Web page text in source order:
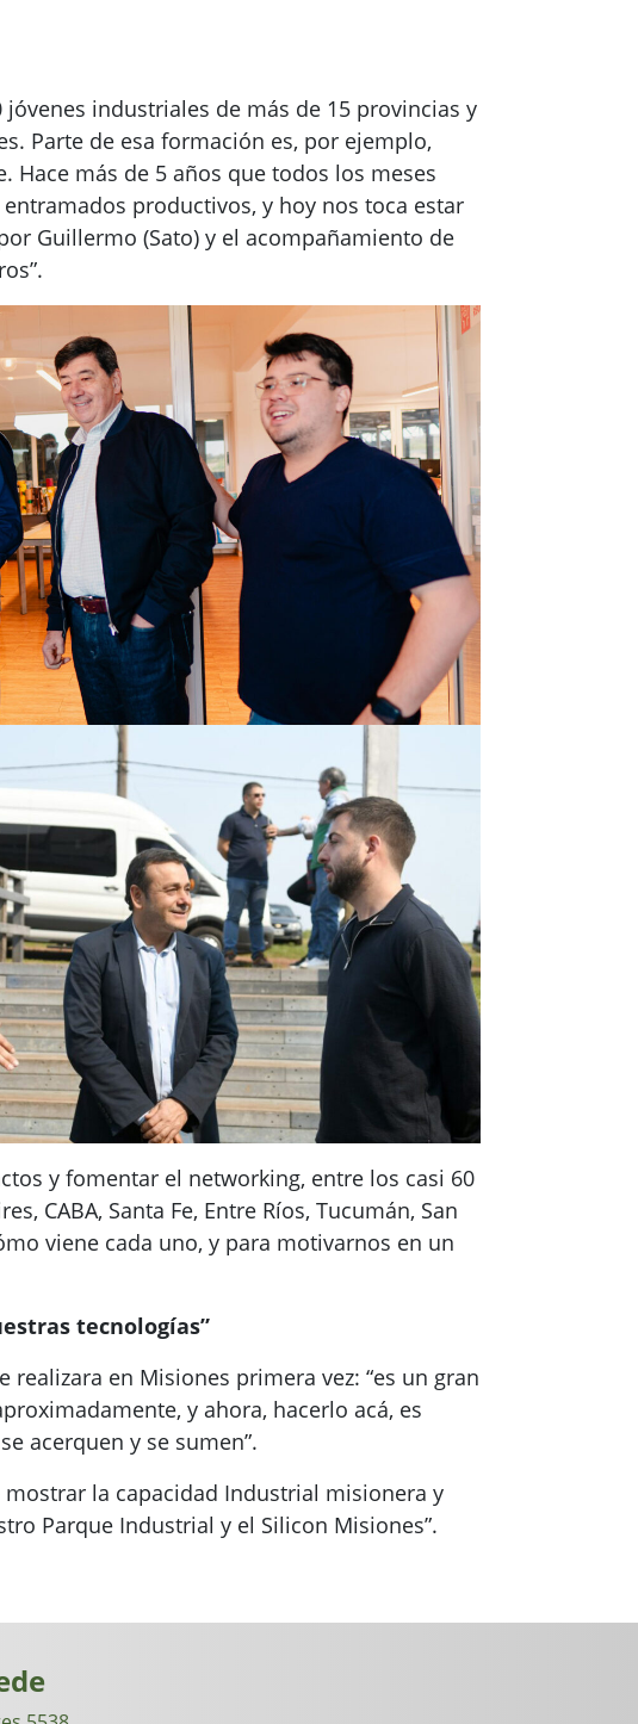
industriales de más de 15 provincias y
Parte de esa formación es, por ejemplo,
más de 5 años que todos los meses
productivos, y hoy nos toca estar
Guillermo (Sato) y el acompañamiento de
y fomentar el networking, entre los casi 60
CABA, Santa Fe, Entre Ríos, Tucumán, San
viene cada uno, y para motivarnos en un
tecnologías”
en Misiones primera vez: “es un gran
y ahora, hacerlo acá, es
acerquen y se sumen”.
la capacidad Industrial misionera y
Parque Industrial y el Silicon Misiones”.